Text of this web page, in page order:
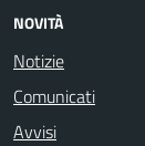
NOVITÀ
Notizie
Comunicati
Avvisi